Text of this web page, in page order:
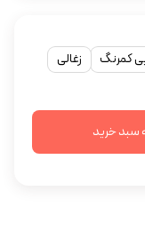
کمرنگ
زغالی
سبد خرید